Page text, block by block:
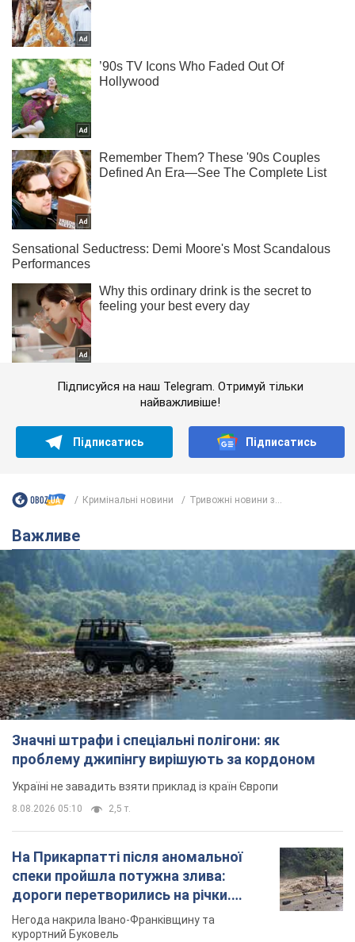
Підписуйся на наш Telegram. Отримуй тільки
найважливіше!
Підписатись Підписатись
Кримінальні новини Тривожні новини з...
Важливе
Значні штрафи і спеціальні полігони: як
проблему джипінгу вирішують за кордоном
Україні не завадить взяти приклад із країн Європи
8.08.2026 05:10 2,5 т.
На Прикарпатті після аномальної
спеки пройшла потужна злива:
дороги перетворились на річки.
Відео
Негода накрила Івано-Франківщину та
курортний Буковель